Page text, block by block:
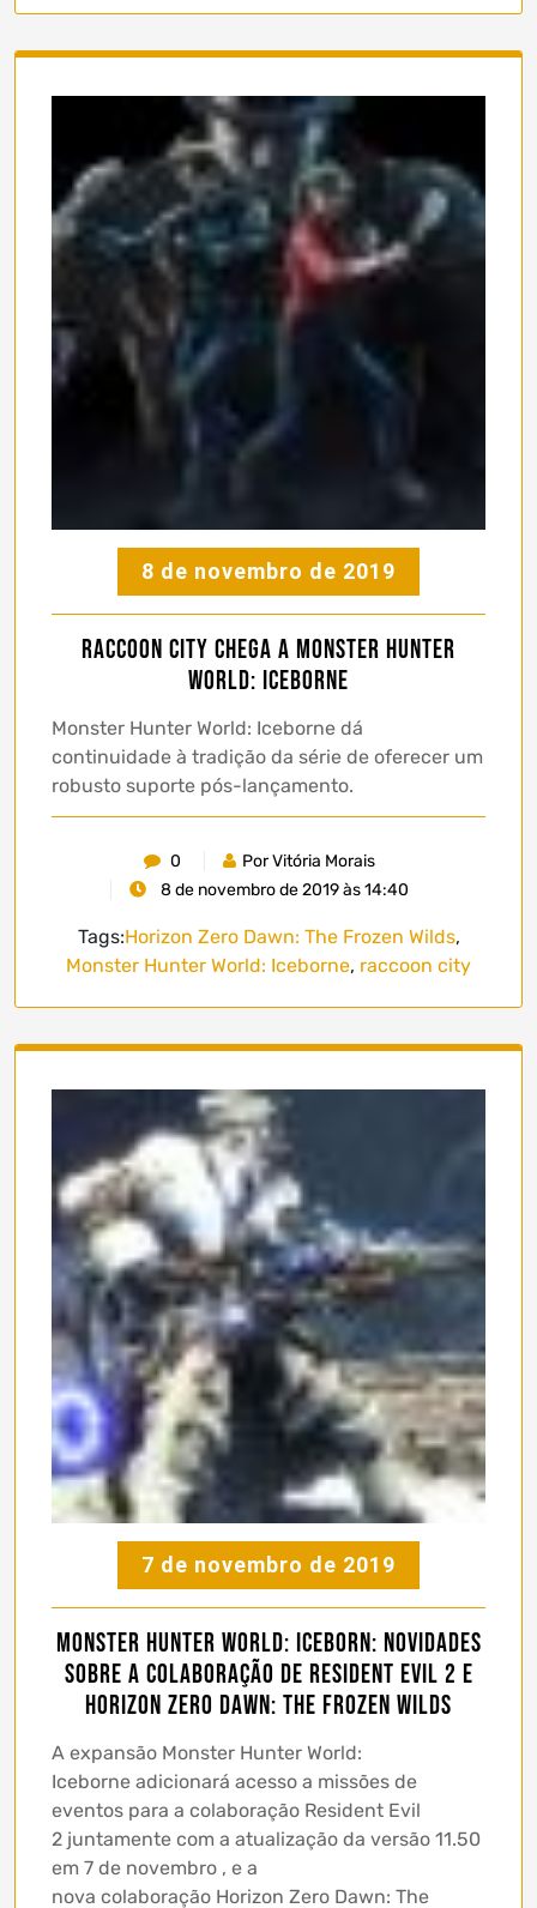
8 de novembro de 2019
Raccoon City Chega a Monster Hunter
World: Iceborne
Monster Hunter World: Iceborne dá
continuidade à tradição da série de oferecer um
robusto suporte pós-lançamento.
0
Por Vitória Morais
8 de novembro de 2019 às 14:40
Tags:Horizon Zero Dawn: The Frozen Wilds,
Monster Hunter World: Iceborne, raccoon city
7 de novembro de 2019
Monster Hunter World: Iceborn: Novidades
sobre a colaboração de Resident Evil 2 e
Horizon Zero Dawn: The Frozen Wilds
A expansão Monster Hunter World:
Iceborne adicionará acesso a missões de
eventos para a colaboração Resident Evil
2 juntamente com a atualização da versão 11.50
em 7 de novembro , e a
nova colaboração Horizon Zero Dawn: The